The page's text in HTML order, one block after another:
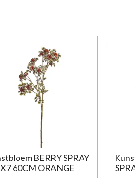
BERRY SPRAY
X7 60CM ORANGE